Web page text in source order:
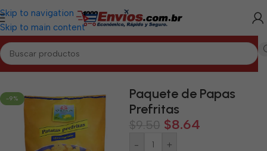
Skip to navigation
Skip to main content
Inicio/CIEGO DE ÁVILA/Alimentos Varios Ciego de Ávila
-9%
Paquete de Papas
Prefritas
$9.50 $8.64
- +